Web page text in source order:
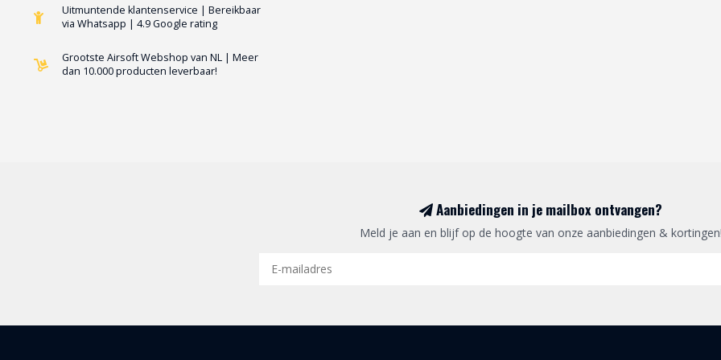
Uitmuntende klantenservice | Bereikbaar
via Whatsapp | 4.9 Google rating
Grootste Airsoft Webshop van NL | Meer
dan 10.000 producten leverbaar!
Aanbiedingen in je mailbox ontvangen?
Meld je aan en blijf op de hoogte van onze aanbiedingen & kortingen!